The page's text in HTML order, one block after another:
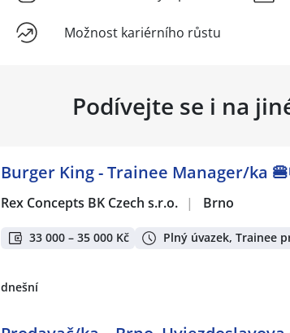
Možnost kariérního růstu
Podívejte se i na
Burger King - Trainee Manager/ka
Rex Concepts BK Czech s.r.o. | Brno
33 000 – 35 000 Kč Plný úvazek, Trainee
dnešní